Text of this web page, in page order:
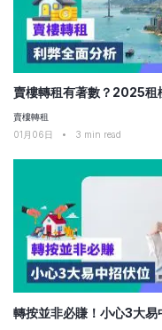
賣樓轉租有著數？2025租
賣樓轉租
01月06日
• 3 min read
轉按並非必賺！小心3大易